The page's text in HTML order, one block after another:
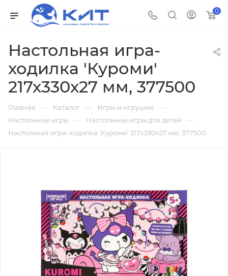
0
Настольная игра-
ходилка 'Куроми'
217х330х27 мм, 377500
Главная — Каталог — Игры и игрушки —
Настольные игры — Настольные игры для детей —
Настольная игра-ходилка 'Куроми' 217х330х27 мм, 377500